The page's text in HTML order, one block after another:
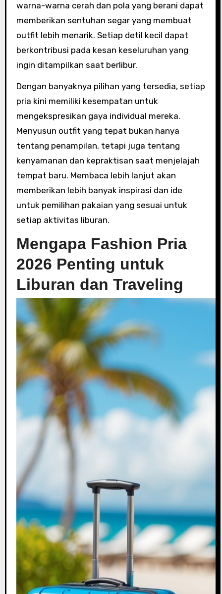
warna-warna cerah dan pola yang berani dapat
memberikan sentuhan segar yang membuat
outfit lebih menarik. Setiap detil kecil dapat
berkontribusi pada kesan keseluruhan yang
ingin ditampilkan saat berlibur.
Dengan banyaknya pilihan yang tersedia, setiap
pria kini memiliki kesempatan untuk
mengekspresikan gaya individual mereka.
Menyusun outfit yang tepat bukan hanya
tentang penampilan, tetapi juga tentang
kenyamanan dan kepraktisan saat menjelajah
tempat baru. Membaca lebih lanjut akan
memberikan lebih banyak inspirasi dan ide
untuk pemilihan pakaian yang sesuai untuk
setiap aktivitas liburan.
Mengapa Fashion Pria
2026 Penting untuk
Liburan dan Traveling